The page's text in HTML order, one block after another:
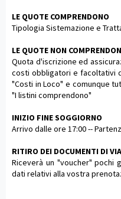
LE QUOTE COMPRENDONO
Tipologia Sistemazione e
LE QUOTE NON
Quota d'iscrizione ed
costi obbligatori e facoltativi
"Costi in Loco" e comunque
"I listini comprendono"
INIZIO FINE SOGGIORNO
Arrivo dalle ore 17:00 --
RITIRO DEI DOCUMENTI DI
Riceverà un "voucher" pochi
dati relativi alla vostra